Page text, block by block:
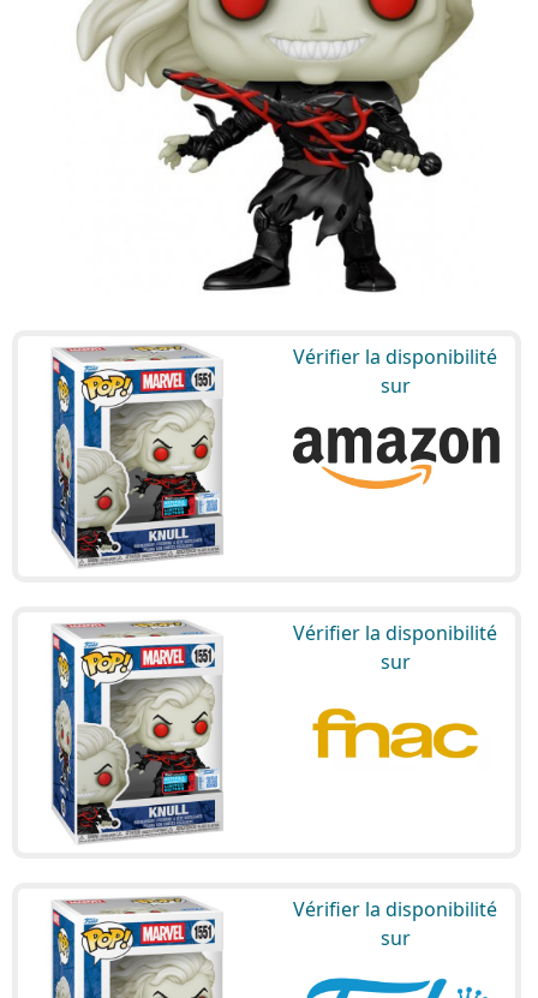
Vérifier la disponibilité
sur
Vérifier la disponibilité
sur
Vérifier la disponibilité
sur